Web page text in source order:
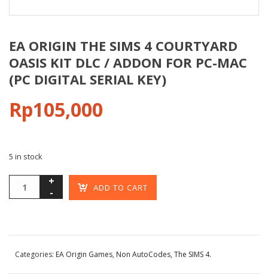
EA ORIGIN THE SIMS 4 COURTYARD
OASIS KIT DLC / ADDON FOR PC-MAC
(PC DIGITAL SERIAL KEY)
Rp105,000
5 in stock
ADD TO CART
Categories: EA Origin Games, Non AutoCodes, The SIMS 4.